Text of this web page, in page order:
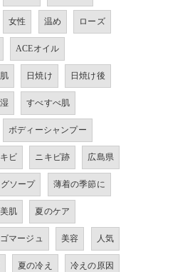
女性 温め ローズ
ACEオイル
日焼け 日焼け後
すべすべ肌
ボディーシャンプー
ビ ニキビ跡 広島県
ソープ 薄着の季節に
美肌 夏のケア
マージュ 美容 人気
夏の冷え 冷えの原因